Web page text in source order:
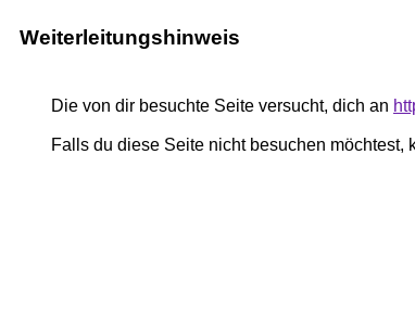
Weiterleitungshinweis
Die von dir besuchte Seite versucht, dich an
Falls du diese Seite nicht besuchen möchtest,